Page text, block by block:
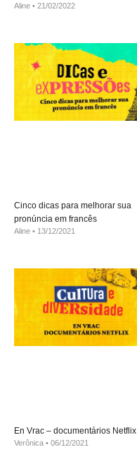
Aline 21/02/2022
Cinco dicas para melhorar sua
pronúncia em francês
Aline 13/12/2021
En Vrac – documentários Netflix
Verônica 06/12/2021